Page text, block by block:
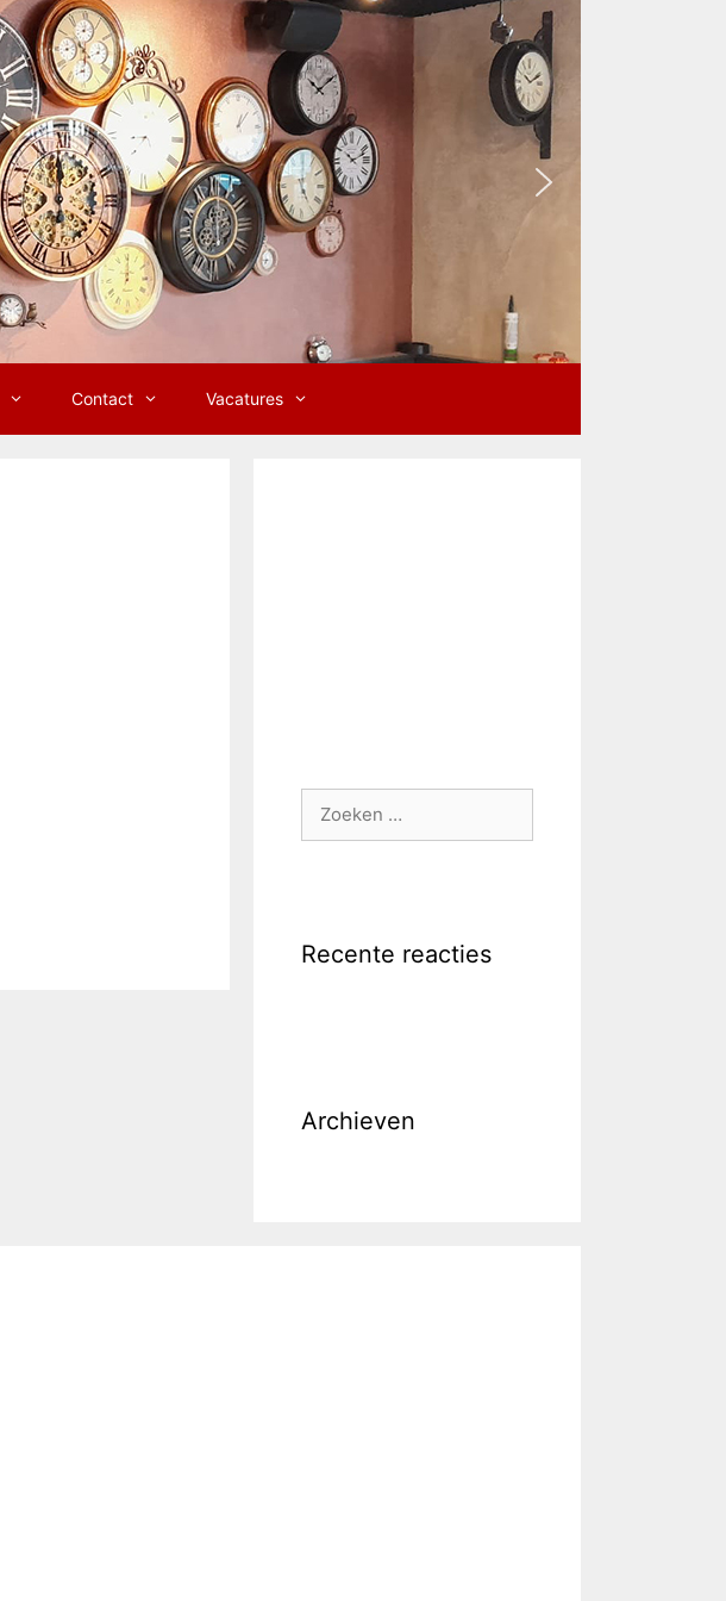
Contact Vacatures
Zoek
Recente reacties
Archieven